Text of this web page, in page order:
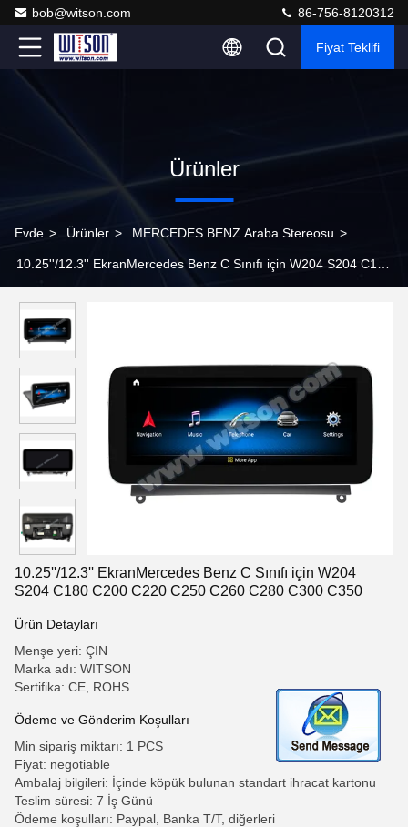
bob@witson.com 86-756-8120312
Fiyat Teklifi
Ürünler
Evde > Ürünler > MERCEDES BENZ Araba Stereosu >
10.25''/12.3'' EkranMercedes Benz C Sınıfı için W204 S204 C180
10.25''/12.3'' EkranMercedes Benz C Sınıfı için W204
S204 C180 C200 C220 C250 C260 C280 C300 C350
Ürün Detayları
Menşe yeri: ÇIN
Marka adı: WITSON
Sertifika: CE, ROHS
Ödeme ve Gönderim Koşulları
Min sipariş miktarı: 1 PCS
Fiyat: negotiable
Ambalaj bilgileri: İçinde köpük bulunan standart ihracat kartonu
Teslim süresi: 7 İş Günü
Ödeme koşulları: Paypal, Banka T/T, diğerleri